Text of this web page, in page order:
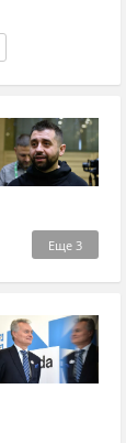
Еще 3